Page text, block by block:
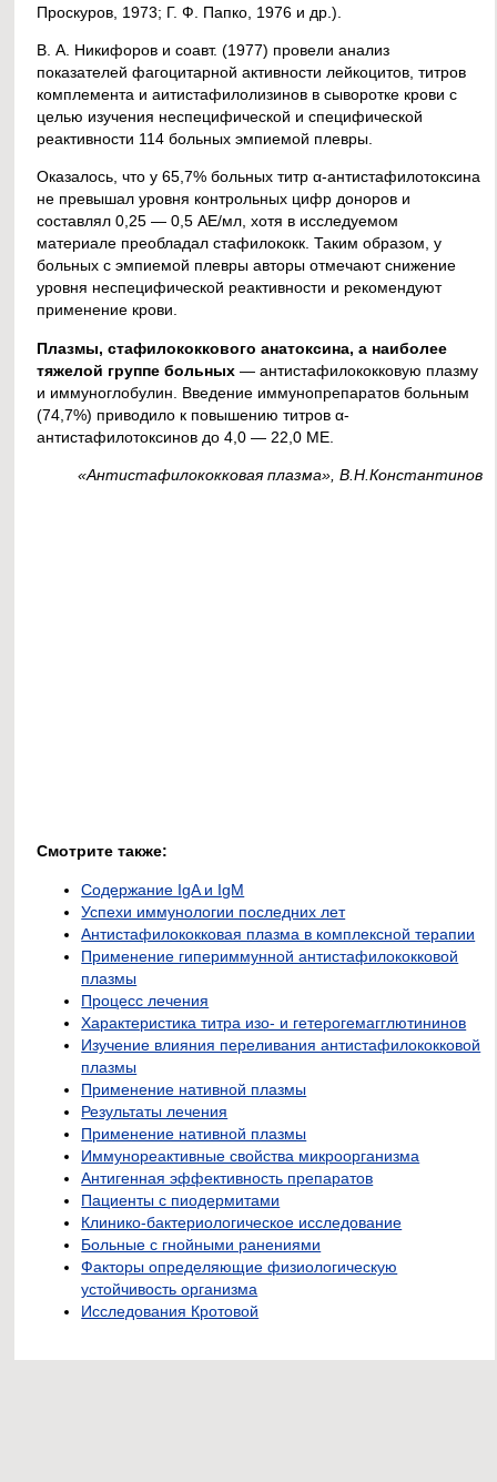
Проскуров, 1973; Г. Ф. Папко, 1976 и др.).
В. А. Никифоров и соавт. (1977) провели анализ
показателей фагоцитарной активности лейкоцитов, титров
комплемента и аитистафилолизинов в сыворотке крови с
целью изучения неспецифической и специфической
реактивности 114 больных эмпиемой плевры.
Оказалось, что у 65,7% больных титр α-антистафилотоксина
не превышал уровня контрольных цифр доноров и
составлял 0,25 — 0,5 АЕ/мл, хотя в исследуемом
материале преобладал стафилококк. Таким образом, у
больных с эмпиемой плевры авторы отмечают снижение
уровня неспецифической реактивности и рекомендуют
применение крови.
Плазмы, стафилококкового анатоксина, а наиболее
тяжелой группе больных— антистафилококковую плазму
и иммуноглобулин. Введение иммунопрепаратов больным
(74,7%) приводило к повышению титров α-
антистафилотоксинов до 4,0 — 22,0 ME.
«Антистафилококковая плазма», В.Н.Константинов
Смотрите также:
Содержание IgA и IgM
Успехи иммунологии последних лет
Антистафилококковая плазма в комплексной терапии
Применение гипериммунной антистафилококковой
плазмы
Процесс лечения
Характеристика титра изо- и гетерогемагглютининов
Изучение влияния переливания антистафилококковой
плазмы
Применение нативной плазмы
Результаты лечения
Применение нативной плазмы
Иммунореактивные свойства микроорганизма
Антигенная эффективность препаратов
Пациенты с пиодермитами
Клинико-бактериологическое исследование
Больные с гнойными ранениями
Факторы определяющие физиологическую
устойчивость организма
Исследования Кротовой